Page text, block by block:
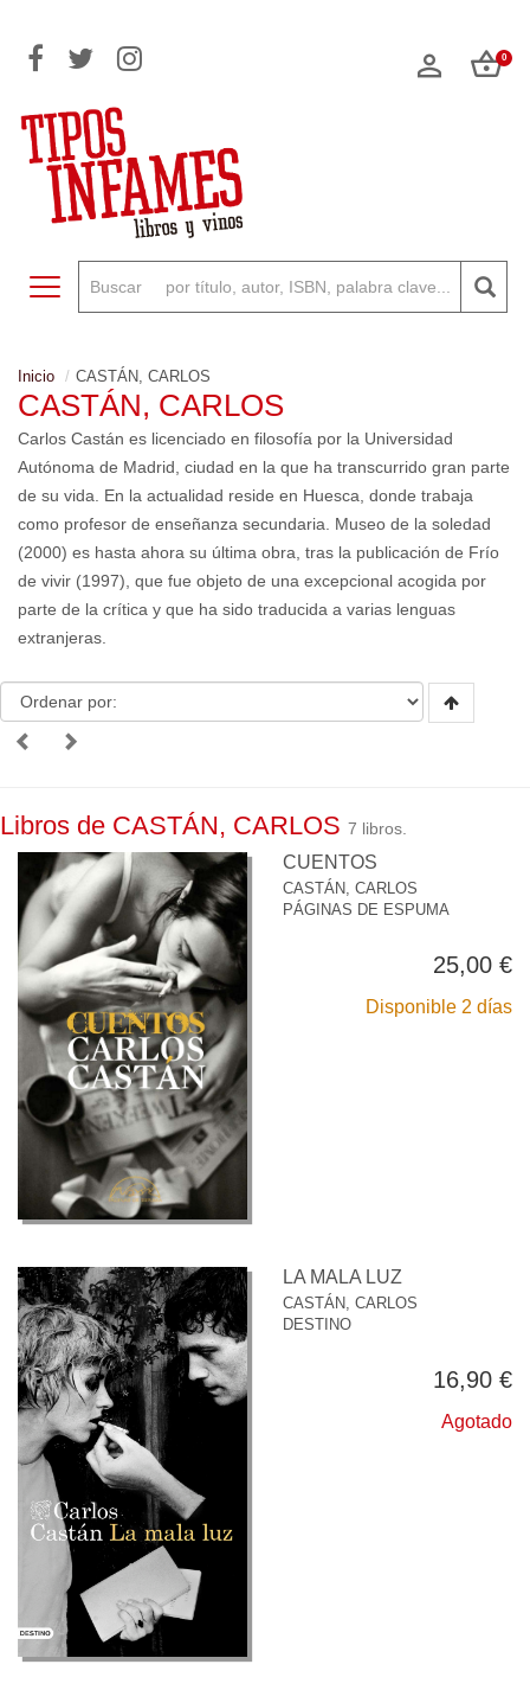
0
Toggle navigation
Inicio CASTÁN, CARLOS
CASTÁN, CARLOS
Carlos Castán es licenciado en filosofía por la Universidad
Autónoma de Madrid, ciudad en la que ha transcurrido gran parte
de su vida. En la actualidad reside en Huesca, donde trabaja
como profesor de enseñanza secundaria. Museo de la soledad
(2000) es hasta ahora su última obra, tras la publicación de Frío
de vivir (1997), que fue objeto de una excepcional acogida por
parte de la crítica y que ha sido traducida a varias lenguas
extranjeras.
Libros de CASTÁN, CARLOS 7 libros.
CUENTOS
CASTÁN, CARLOS
PÁGINAS DE ESPUMA
25,00 €
Disponible 2 días
LA MALA LUZ
CASTÁN, CARLOS
DESTINO
16,90 €
Agotado